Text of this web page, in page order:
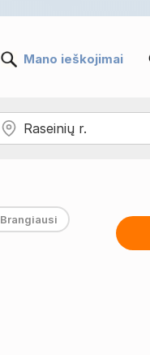
Mano ieškojimai
Brangiausi